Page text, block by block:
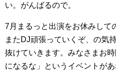
い。がんばるので。
7月まるっと出演をお休みして
またDJ頑張っていくぞ、の気
抜けていきます。みなさまお
になるな」というイベントが